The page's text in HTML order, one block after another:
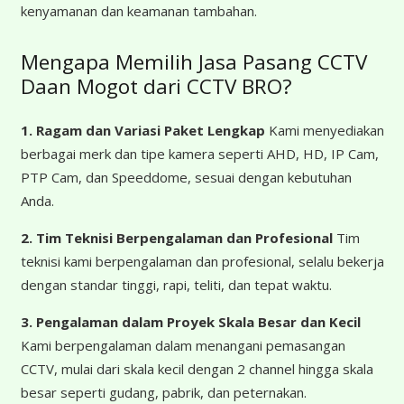
kenyamanan dan keamanan tambahan.
Mengapa Memilih Jasa Pasang CCTV
Daan Mogot dari CCTV BRO?
1. Ragam dan Variasi Paket Lengkap Kami menyediakan
berbagai merk dan tipe kamera seperti AHD, HD, IP Cam,
PTP Cam, dan Speeddome, sesuai dengan kebutuhan
Anda.
2. Tim Teknisi Berpengalaman dan ProfesionalTim
teknisi kami berpengalaman dan profesional, selalu bekerja
dengan standar tinggi, rapi, teliti, dan tepat waktu.
3. Pengalaman dalam Proyek Skala Besar dan Kecil
Kami berpengalaman dalam menangani pemasangan
CCTV, mulai dari skala kecil dengan 2 channel hingga skala
besar seperti gudang, pabrik, dan peternakan.